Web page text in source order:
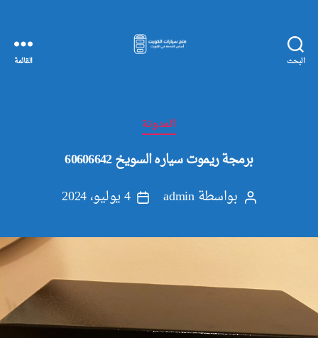
البحث
الكويت
القائمة
التصنيفاتالمدونة
برمجة ريموت سياره السويخ 60606642
كاتببواسطةadmin
تاريخ
4 يوليو، 2024